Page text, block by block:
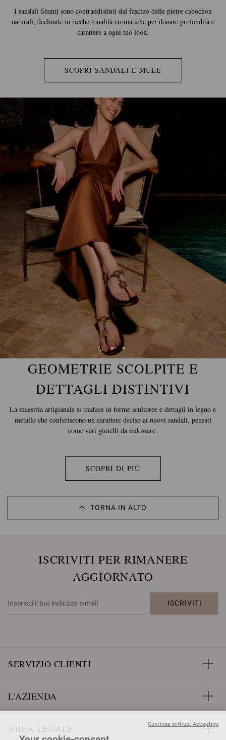
I sandali Shanti sono contraddistinti dal fascino delle pietre cabochon
naturali, declinate in ricche tonalità cromatiche per donare profondità e
carattere a ogni tuo look.
SCOPRI SANDALI E MULE
GEOMETRIE SCOLPITE E
DETTAGLI DISTINTIVI
La maestria artigianale si traduce in forme scultoree e dettagli in legno e
metallo che conferiscono un carattere deciso ai nuovi sandali, pensati
come veri gioielli da indossare.
SCOPRI DI PIÙ
TORNA IN ALTO
ISCRIVITI PER RIMANERE
AGGIORNATO
ISCRIVITI
SERVIZIO CLIENTI
L’AZIENDA
AREA LEGALE Continue without Accepting